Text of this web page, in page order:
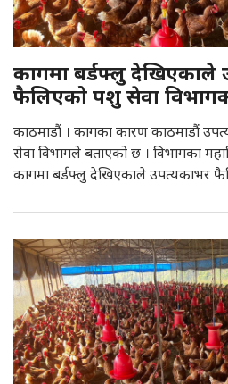
कागमा बर्डफ्लु देखिएकाले
फैलिएको पशु सेवा
काठमाडौं । कागका कारण काठमाडौं
सेवा विभागले बताएको छ । विभागका
कागमा बर्डफ्लु देखिएकाले उपत्यकाभर